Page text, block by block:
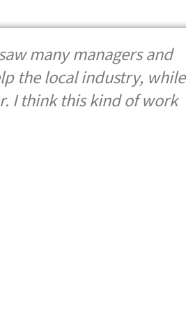
many managers and
the local industry, while
I think this kind of work